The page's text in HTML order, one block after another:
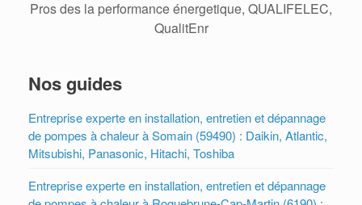
Pros des la performance énergetique, QUALIFELEC,
QualitEnr
Nos guides
Entreprise experte en installation, entretien et dépannage
de pompes à chaleur à Somain (59490) : Daikin, Atlantic,
Mitsubishi, Panasonic, Hitachi, Toshiba
Entreprise experte en installation, entretien et dépannage